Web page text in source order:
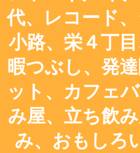
代、レコード
小路、栄４丁目
暇つぶし、発
ット、カフェ
み屋、立ち飲
み、おもしろ